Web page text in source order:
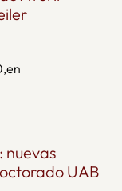
nuevas
UAB